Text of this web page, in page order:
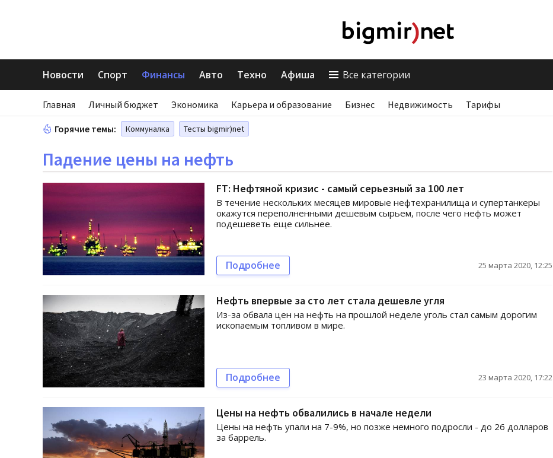
Новости Спорт Финансы Авто Техно Афиша Все категории
Главная Личный бюджет Экономика Карьера и образование Бизнес Недвижимость Тарифы
Горячие темы: Коммуналка Тесты bigmir)net
Падение цены на нефть
FT: Нефтяной кризис - самый серьезный за 100 лет
В течение нескольких месяцев мировые нефтехранилища и супертанкеры
окажутся переполненными дешевым сырьем, после чего нефть может
подешеветь еще сильнее.
Подробнее 25 марта 2020, 12:25
Нефть впервые за сто лет стала дешевле угля
Из-за обвала цен на нефть на прошлой неделе уголь стал самым дорогим
ископаемым топливом в мире.
Подробнее 23 марта 2020, 17:22
Цены на нефть обвалились в начале недели
Цены на нефть упали на 7-9%, но позже немного подросли - до 26 долларов
за баррель.